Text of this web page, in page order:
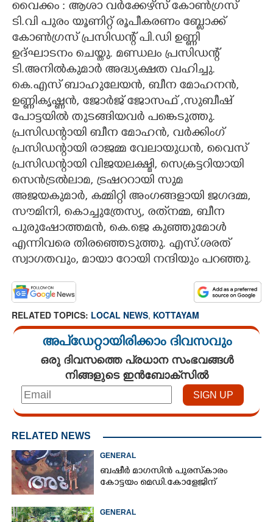
CARTOONS
LITERATURE
ZOOM
CONTACT US
വൈക്കം : ആശാ വർക്കേഴ്‌സ് കോൺഗ്രസ്
ടി.വി പുരം യൂണിറ്റ് രൂപീകരണം ബ്ലോക്ക്
കോൺഗ്രസ് പ്രസിഡന്റ് പി.ഡി ഉണ്ണി
ഉദ്ഘാടനം ചെയ്തു. മണ്ഡലം പ്രസിഡന്റ്
ടി.അനിൽകുമാർ അദ്ധ്യക്ഷത വഹിച്ചു.
കെ.എസ് ബാഹുലേയൻ, ബീന മോഹനൻ,
ഉണ്ണികൃഷ്ണൻ, ജോർജ് ജോസഫ് ,സുബീഷ്
പോട്ടയിൽ തുടങ്ങിയവർ പങ്കെടുത്തു.
പ്രസിഡന്റായി ബീന മോഹൻ, വർക്കിംഗ്
പ്രസിഡന്റായി രാജമ്മ വേലായുധൻ, വൈസ്
പ്രസിഡന്റായി വിജയലക്ഷ്മി, സെക്രട്ടറിയായി
സെൻട്രൽലാമ, ട്രഷററായി സുമ
അജയകുമാർ, കമ്മിറ്റി അംഗങ്ങളായി ജഗദമ്മ,
സൗമിനി, കൊച്ചുത്രേസ്യ, രത്‌നമ്മ, ബീന
പുരുഷോത്തമൻ, കെ.ജെ കുഞ്ഞുമോൾ
എന്നിവരെ തിരഞ്ഞെടുത്തു. എസ്.ശരത്
സ്വാഗതവും, മായാ റോയി നന്ദിയും പറഞ്ഞു.
RELATED TOPICS: LOCAL NEWS, KOTTAYAM
അപ്ഡേറ്റായിരിക്കാം ദിവസവും
ഒരു ദിവസത്തെ പ്രധാന സംഭവങ്ങൾ
നിങ്ങളുടെ ഇൻബോക്സിൽ
RELATED NEWS
GENERAL
ബഷീർ മാഗസിൻ പുരസ്കാരം
കോട്ടയം മെഡി.കോളേജിന്
GENERAL